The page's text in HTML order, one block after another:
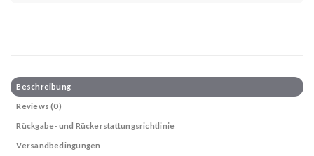
Beschreibung
Reviews (0)
Rückgabe- und Rückerstattungsrichtlinie
Versandbedingungen